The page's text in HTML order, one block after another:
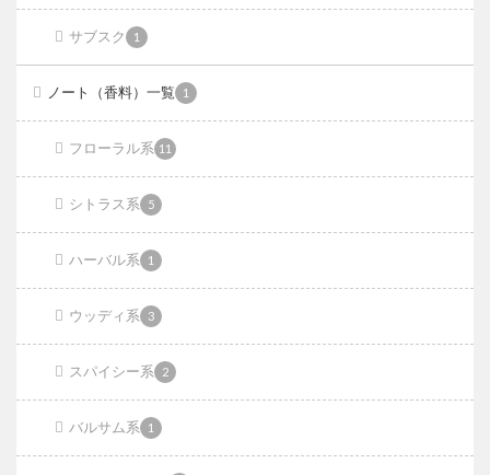
サブスク 1
ノート（香料）一覧 1
フローラル系 11
シトラス系 5
ハーバル系 1
ウッディ系 3
スパイシー系 2
バルサム系 1